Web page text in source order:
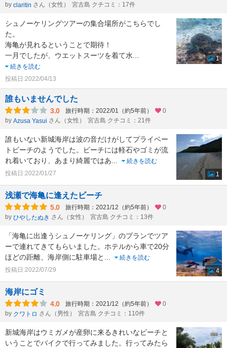
by claritin さん（女性） 宮古島 クチコミ：17件
シュノーケリングツアーの集合場所がこちらでし
た。
海亀が見れるということで期待！
一月でしたが、ウエットスーツを着て水
続きを読む
投稿日:2022/04/13
1
誰もいませんでした
3.0 旅行時期：2022/01（約5年前）
0
by Azusa Yasui さん（女性） 宮古島 クチコミ：21件
誰もいない新城海岸は波の音だけがしてプライベー
トビーチのようでした。ビーチには軽石やゴミが流
れ着いており、あまり綺麗ではあ
続きを読む
投稿日:2022/01/27
1
浅瀬で海亀に逢えたビーチ
5.0 旅行時期：2021/12（約5年前）
0
by ひやしたぬき さん（女性） 宮古島 クチコミ：13件
「海亀に出逢うシュノーケリング」のプランでツア
ーで連れてきてもらいました。ホテルから車で20分
ほどの距離、海岸側に駐車場と
続きを読む
投稿日:2022/07/29
4
海岸にゴミ
4.0 旅行時期：2021/12（約5年前）
0
by クワトロ さん（男性） 宮古島 クチコミ：110件
新城海岸はウミガメが産卵に来るきれいなビーチと
いうことでバイクで行ってみました。行ってみたら